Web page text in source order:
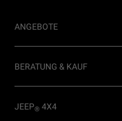
ANGEBOTE
Privatkunden Angebote
BERATUNG & KAUF
Probefahrt anfragen
JEEP® 4X4